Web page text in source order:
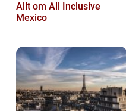
Allt om All Inclusive
Mexico